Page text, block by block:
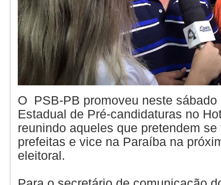
O PSB-PB promoveu neste sábado
Estadual de Pré-candidaturas no
reunindo aqueles que pretendem
prefeitas e vice na Paraíba na
eleitoral.